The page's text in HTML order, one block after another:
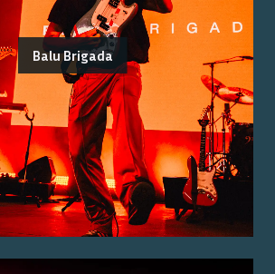
Balu Brigada